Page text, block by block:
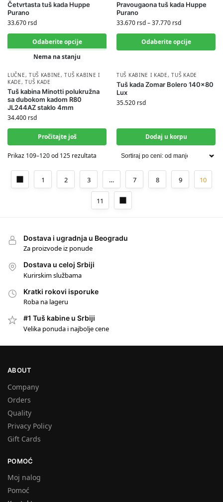
Četvrtasta tuš kada Huppe
Purano
33.670 rsd
Odaberite opcije
Pravougaona tuš kada Huppe
Purano
33.670 rsd–37.770 rsd
Odaberite opcije
Nema na stanju
LUČNE, TUŠ KABINE,TUŠ KABINE I
KADE,TUŠ KADE
Tuš kabina Minotti polukružna
sa dubokom kadom R80
JL244AZ staklo 4mm
34.400 rsd
Pročitajte još
TUŠ KABINE I KADE,TUŠ KADE
Tuš kada Zomar Bolero 140×80
Lux
35.520 rsd
Dodaj u korpu
Prikaz 109–120 od 125 rezultata
1 2 3 … 7 8 9 10
11
Dostava i ugradnja u Beogradu
Za proizvode iz ponude
Dostava u celoj Srbiji
Kurirskim službama
Kratki rokovi isporuke
Roba na lageru
#1 Tuš kabine u Srbiji
Velika ponuda i najbolje cene
#1
ABOUT
Company
Orders
Quality
Privacy Policy
Gift Cards
POMOĆ
Moj nalog
Pomoć